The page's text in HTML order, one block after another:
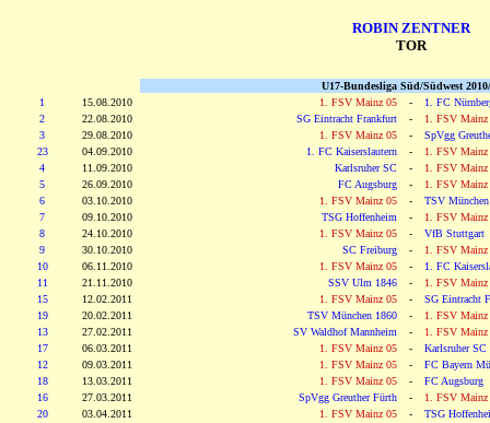
ROBIN ZENTNER
TOR
U17-Bundesliga Süd/Südwest
1
15.08.2010 1. FSV Mainz 05 -
1. FC
2
22.08.2010 SG Eintracht Frankfurt -
1. FSV Mainz
3
29.08.2010 1. FSV Mainz 05 -
SpVgg
23
04.09.2010 1. FC Kaiserslautern -
1. FSV Mainz
4
11.09.2010 Karlsruher SC -
1. FSV Mainz
5
26.09.2010 FC Augsburg -
1. FSV Mainz
6
03.10.2010 1. FSV Mainz 05 -
TSV
7
09.10.2010 TSG Hoffenheim -
1. FSV Mainz
8
24.10.2010 1. FSV Mainz 05 -
VfB Stuttgart
9
30.10.2010 SC Freiburg -
1. FSV Mainz
10
06.11.2010 1. FSV Mainz 05 -
1. FC
11
21.11.2010 SSV Ulm 1846 -
1. FSV Mainz
15
12.02.2011 1. FSV Mainz 05 -
SG Eintracht
19
20.02.2011 TSV München 1860 -
1. FSV Mainz
13
27.02.2011 SV Waldhof Mannheim -
1. FSV Mainz
17
06.03.2011 1. FSV Mainz 05 -
Karlsruher SC
12
09.03.2011 1. FSV Mainz 05 -
FC Bayern
18
13.03.2011 1. FSV Mainz 05 -
FC Augsburg
16
27.03.2011 SpVgg Greuther Fürth -
1. FSV Mainz
20
03.04.2011 1. FSV Mainz 05 -
TSG